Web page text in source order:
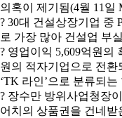
의혹이 제기됨(4월 11일
? 30대 건설상장기업 중
로 가장 많아 건설업 부
? 영업이익 5,609억원의
원의 적자기업으로 전환
‘TK 라인’으로 분류되
? 장수만 방위사업청장
어치의 상품권을 건네